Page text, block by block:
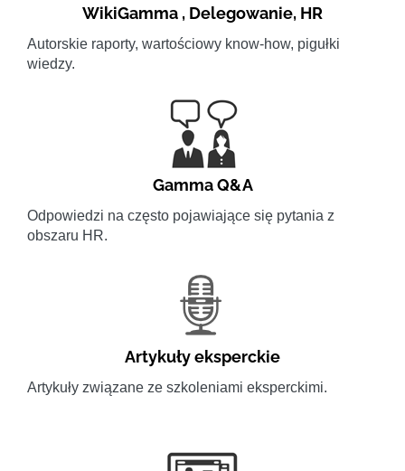
WikiGamma , Delegowanie, HR
Autorskie raporty, wartościowy know-how, pigułki
wiedzy.
Gamma Q&A
Odpowiedzi na często pojawiające się pytania z
obszaru HR.
Artykuły eksperckie
Artykuły związane ze szkoleniami eksperckimi.